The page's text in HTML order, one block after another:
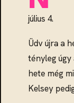
július 4.
Üdv újra a
tényleg
hete még
Kelsey